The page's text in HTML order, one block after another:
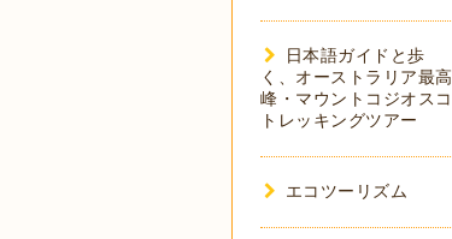
日本語ガイドと歩
く、オーストラリア最高
峰・マウントコジオスコ
トレッキングツアー
エコツーリズム